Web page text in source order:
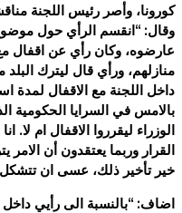
كورونا، وأصر رئيس اللجنة
وقال: “انقسم الرأي حول
عارضوه، وكان رأي عن اقفال
منازلهم، ورأي قال ليترك البلد
داخل اللجنة مع الاقفال لمدة
بالامس في السرايا
الوزراء ليقرروا الاقفال ام لا.
القرار وربما يعتقدون أن
خير تأخير ذلك، عسى ان تتشكل
اضاف: “بالنسبة الى رأيي